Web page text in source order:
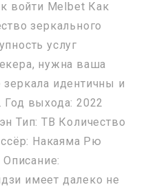
войти Melbet Как
зеркального
услуг
нужна ваша
идентичны и
Год выхода: 2022
Тип: ТВ Количество
Накаяма Рю
имеет далеко не